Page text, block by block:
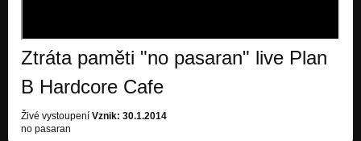
Starenka
Nezařazeno
Ztráta paměti "no pasaran" live Plan
B Hardcore Cafe
Živé vystoupení Vznik: 30.1.2014
no pasaran